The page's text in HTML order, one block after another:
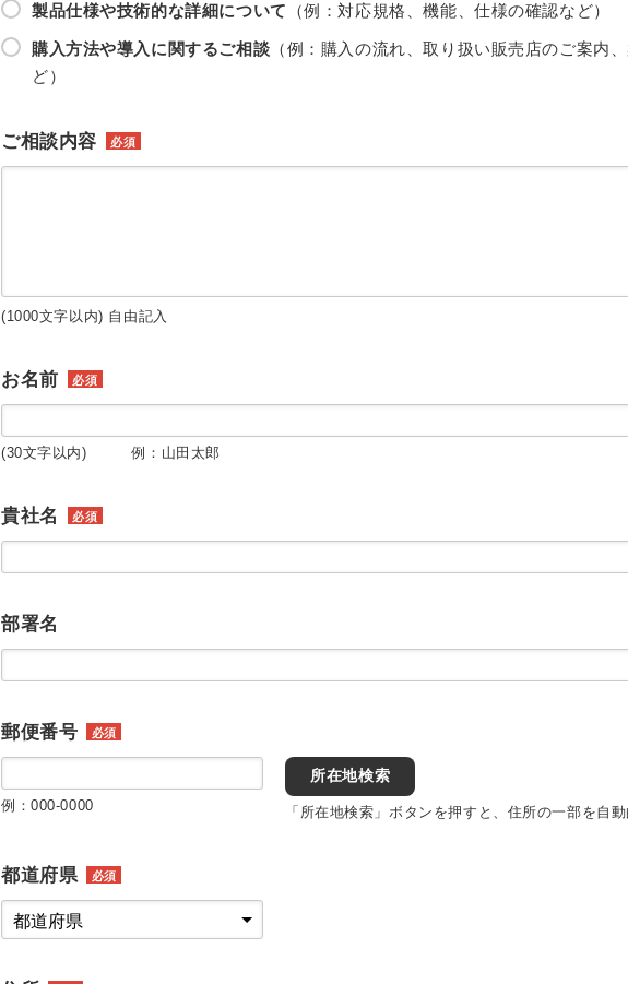
製品仕様や技術的な詳細について （例：対応規格、機能、仕様の確認など）
購入方法や導入に関するご相談 （例：購入の流れ、取り扱い販売店のご案内
ど）
ご相談内容 必須
(1000文字以内) 自由記入
お名前 必須
(30文字以内) 例：山田太郎
貴社名 必須
部署名
郵便番号 必須
例：000-0000
所在地検索
「所在地検索」ボタンを押すと、住所の一部を自動
都道府県 必須